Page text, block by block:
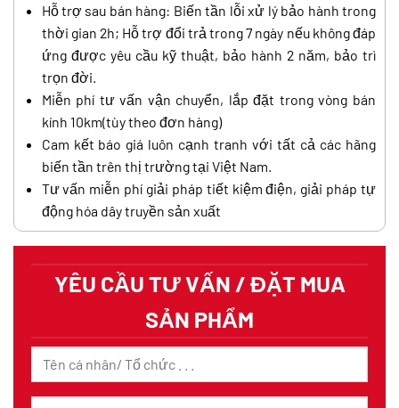
Hỗ trợ sau bán hàng: Biến tần lỗi xử lý bảo hành trong
thời gian 2h; Hỗ trợ đổi trả trong 7 ngày nếu không đáp
ứng được yêu cầu kỹ thuật, bảo hành 2 năm, bảo trì
trọn đời.
Miễn phí tư vấn vận chuyển, lắp đặt trong vòng bán
kính 10km(tùy theo đơn hàng)
Cam kết báo giá luôn cạnh tranh với tất cả các hãng
biến tần trên thị trường tại Việt Nam.
Tư vấn miễn phí giải pháp tiết kiệm điện, giải pháp tự
động hóa dây truyền sản xuất
YÊU CẦU TƯ VẤN / ĐẶT MUA
SẢN PHẨM